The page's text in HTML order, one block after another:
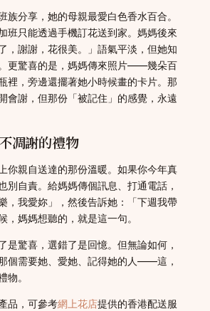
族分享，她的母親最愛白色香水百合。
班只能透過手機訂花送到家。媽媽後來
，謝謝，花很美。」語氣平淡，但她知
更驚喜的是，媽媽傳來照片——幾朵百
裡，旁邊還擺著她小時候畫的卡片。那
會謝，但那份「被記住」的感覺，永遠
凋謝的禮物
你親自送達的那份溫暖。如果你今年真
別自責。給媽媽傳個訊息、打通電話，
，我愛妳」，然後告訴她：「下週我帶
，媽媽想聽的，就是這一句。
是驚喜，選錯了是回憶。但無論如何，
個需要她、愛她、記得她的人——這，
物。
品，可參考網上花店提供的香港配送服